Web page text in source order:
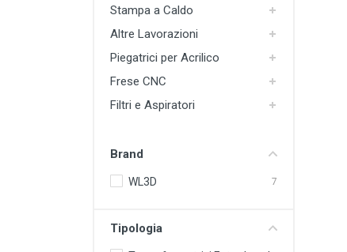
Stampa a Caldo
Altre Lavorazioni
Piegatrici per Acrilico
Frese CNC
Filtri e Aspiratori
Brand
WL3D 7
Tipologia